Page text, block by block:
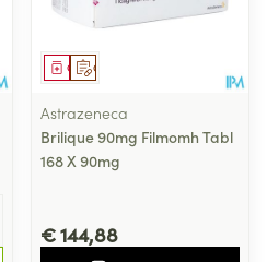
Op voorschrift
Geneesmiddel
Astrazeneca
Brilique 90mg Filmomh Tabl
168 X 90mg
€ 144,88